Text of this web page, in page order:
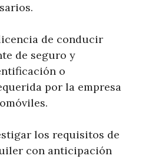
de conducir
de seguro y
o
por la empresa
los requisitos de
con anticipación